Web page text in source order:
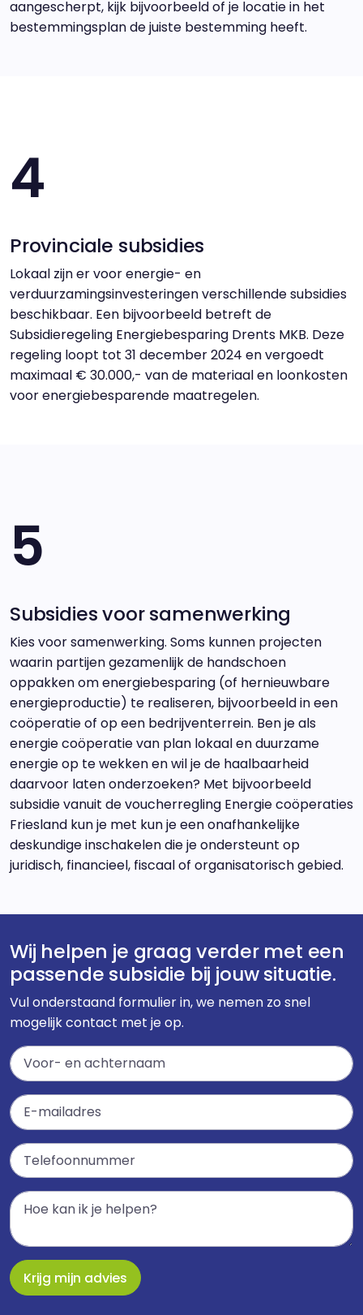
aangescherpt, kijk bijvoorbeeld of je locatie in het
bestemmingsplan de juiste bestemming heeft.
4
Provinciale subsidies
Lokaal zijn er voor energie- en
verduurzamingsinvesteringen verschillende subsidies
beschikbaar. Een bijvoorbeeld betreft de
Subsidieregeling Energiebesparing Drents MKB. Deze
regeling loopt tot 31 december 2024 en vergoedt
maximaal € 30.000,- van de materiaal en loonkosten
voor energiebesparende maatregelen.
5
Subsidies voor samenwerking
Kies voor samenwerking. Soms kunnen projecten
waarin partijen gezamenlijk de handschoen
oppakken om energiebesparing (of hernieuwbare
energieproductie) te realiseren, bijvoorbeeld in een
coöperatie of op een bedrijventerrein. Ben je als
energie coöperatie van plan lokaal en duurzame
energie op te wekken en wil je de haalbaarheid
daarvoor laten onderzoeken? Met bijvoorbeeld
subsidie vanuit de voucherregling Energie coöperaties
Friesland kun je met kun je een onafhankelijke
deskundige inschakelen die je ondersteunt op
juridisch, financieel, fiscaal of organisatorisch gebied.
Wij helpen je graag verder met een
passende subsidie bij jouw situatie.
Vul onderstaand formulier in, we nemen zo snel
mogelijk contact met je op.
Krijg mijn advies